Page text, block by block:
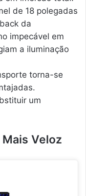
de 18 polegadas
da
impecável em
a iluminação
torna-se
um
Mais Veloz